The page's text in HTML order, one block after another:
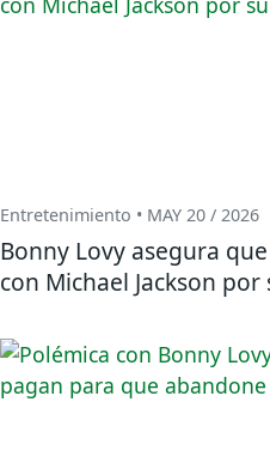
Entretenimiento • MAY 20 / 2026
Bonny Lovy asegura
con Michael Jackson